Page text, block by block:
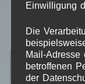
Einwilligung
Die
Mail-Adresse
betroffenen
der